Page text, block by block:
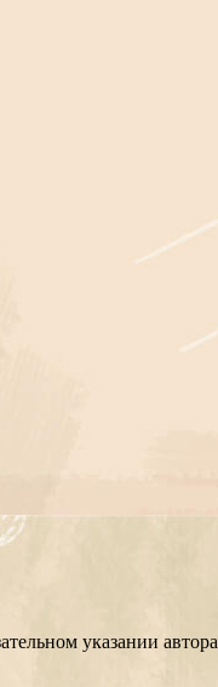
указании